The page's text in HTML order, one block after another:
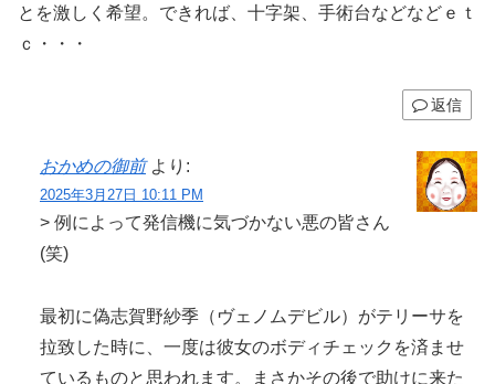
とを激しく希望。できれば、十字架、手術台などなどｅｔ
ｃ・・・
返信
おかめの御前 より:
2025年3月27日 10:11 PM
> 例によって発信機に気づかない悪の皆さん
(笑)
最初に偽志賀野紗季（ヴェノムデビル）がテリーサを
拉致した時に、一度は彼女のボディチェックを済ませ
ているものと思われます。まさかその後で助けに来た